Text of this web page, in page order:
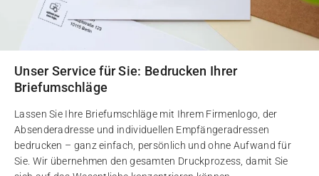
Unser Service für Sie: Bedrucken Ihrer
Briefumschläge
Lassen Sie Ihre Briefumschläge mit Ihrem Firmenlogo, der
Absenderadresse und individuellen Empfängeradressen
bedrucken – ganz einfach, persönlich und ohne Aufwand für
Sie. Wir übernehmen den gesamten Druckprozess, damit Sie